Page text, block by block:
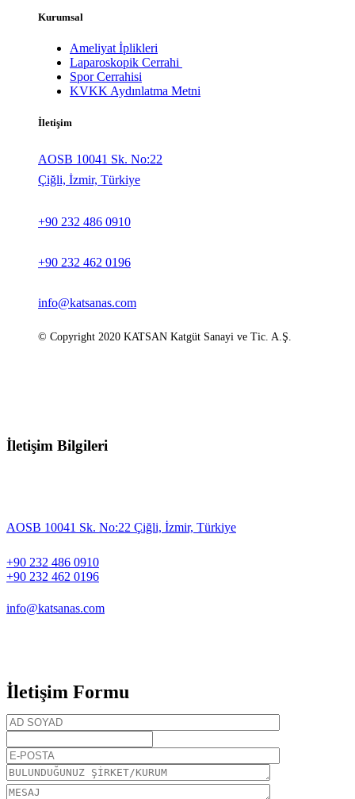
Kurumsal
Ameliyat İplikleri
Laparoskopik Cerrahi
Spor Cerrahisi
KVKK Aydınlatma Metni
İletişim
AOSB 10041 Sk. No:22
Çiğli, İzmir, Türkiye
+90 232 486 0910
+90 232 462 0196
info@katsanas.com
© Copyright 2020 KATSAN Katgüt Sanayi ve Tic. A.Ş.
İletişim Bilgileri
AOSB 10041 Sk. No:22 Çiğli, İzmir, Türkiye
+90 232 486 0910
+90 232 462 0196
info@katsanas.com
İletişim Formu